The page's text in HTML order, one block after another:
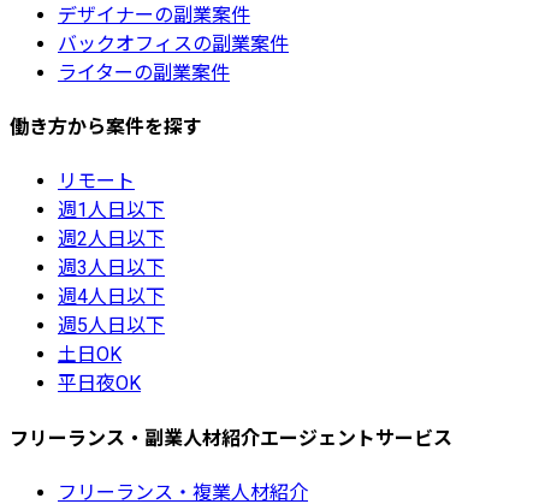
デザイナーの副業案件
バックオフィスの副業案件
ライターの副業案件
働き方から案件を探す
リモート
週1人日以下
週2人日以下
週3人日以下
週4人日以下
週5人日以下
土日OK
平日夜OK
フリーランス・副業人材紹介エージェントサービス
フリーランス・複業人材紹介